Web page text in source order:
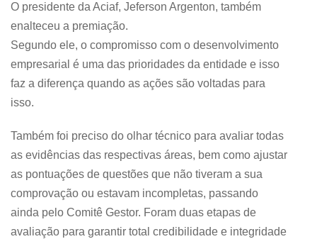
O presidente da Aciaf, Jeferson Argenton, também
enalteceu a premiação.
Segundo ele, o compromisso com o desenvolvimento
empresarial é uma das prioridades da entidade e isso
faz a diferença quando as ações são voltadas para
isso.
Também foi preciso do olhar técnico para avaliar todas
as evidências das respectivas áreas, bem como ajustar
as pontuações de questões que não tiveram a sua
comprovação ou estavam incompletas, passando
ainda pelo Comitê Gestor. Foram duas etapas de
avaliação para garantir total credibilidade e integridade